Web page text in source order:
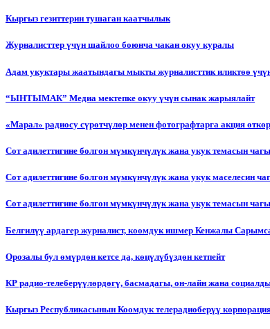
Кыргыз гезиттерин тушаган каатчылык
Журналисттер үчүн шайлоо боюнча чакан окуу куралы
Адам укуктары жаатындагы мыкты журналисттик иликтөө
“ЫНТЫМАК” Медиа мектепке окуу үчүн сынак жарыялайт
«Марал» радиосу сүрөтчүлөр менен фотографтарга акция
Сот адилеттигине болгон мүмкүнчүлүк жана укук темасын
Сот адилеттигине болгон мүмкүнчүлүк жана укук маселесин
Сот адилеттигине болгон мүмкүнчүлүк жана укук темасын
Белгилүү ардагер журналист, коомдук ишмер Кенжалы
Орозалы бул өмүрдөн кетсе да, көңүлүбүздөн кетпейт
КР радио-телеберүүлөрдөгү, басмадагы, он-лайн жана
Кыргыз Республикасынын Коомдук телерадиоберүү